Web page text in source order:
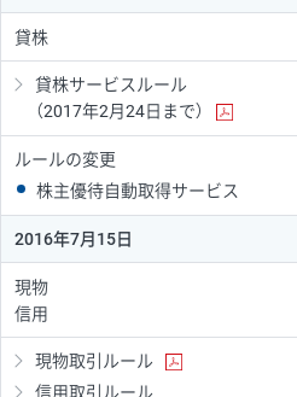
貸株
貸株サービスルール
（2017年2月24日まで）
ルールの変更
株主優待自動取得サービス
2016年7月15日
現物
信用
現物取引ルール
信用取引ルール